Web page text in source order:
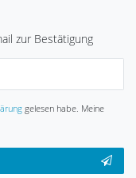
zur Bestätigung
gelesen habe. Meine